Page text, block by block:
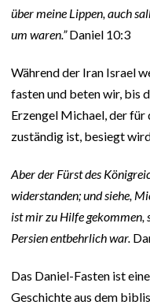
über meine Lippen, auch
um waren.”Daniel 10:3
Während der Iran Israel
fasten und beten wir, bis
Erzengel Michael, der für
zuständig ist, besiegt
Aber der Fürst des
widerstanden; und siehe,
ist mir zu Hilfe gekommen,
Persien entbehrlich war.
Das Daniel-Fasten ist
Geschichte aus dem